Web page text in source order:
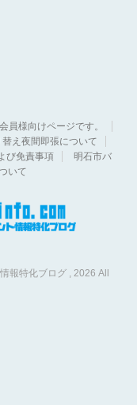
員様向けページです。
替え夜間即張について
び免責事項
明石市バ
いて
報特化ブログ , 2026 All